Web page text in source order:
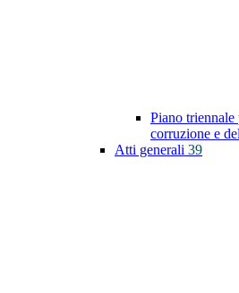
Piano triennale
corruzione e
Atti generali 39